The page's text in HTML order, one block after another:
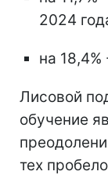
2024
на
Лисовой
обучение
тех